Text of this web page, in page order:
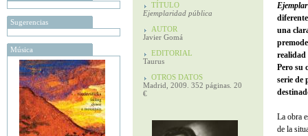
Sugerencias
Música
TÍTULO
Ejemplaridad pública
AUTOR
Javier Gomá
EDITORIAL
Taurus
OTROS DATOS
Madrid, 2009. 352 páginas. 20
€
una
realidad
Pero su
serie de
La obra
de la